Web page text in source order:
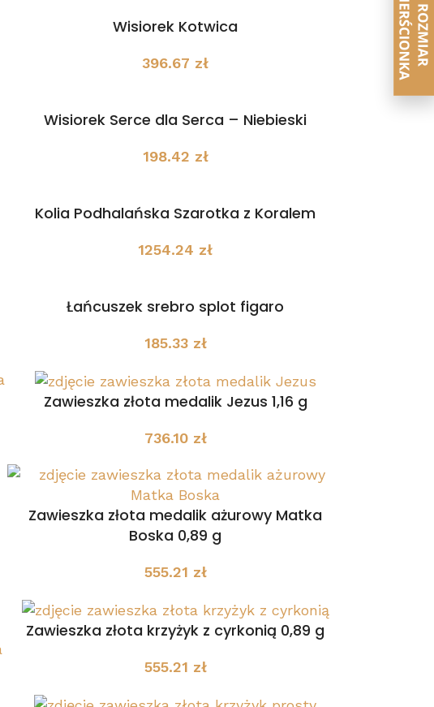
Wisiorek Kotwica
396.67 zł
Wisiorek Serce dla Serca – Niebieski
198.42 zł
Kolia Podhalańska Szarotka z Koralem
1254.24 zł
Łańcuszek srebro splot figaro
185.33 zł
Zawieszka złota medalik Jezus 1,16 g
736.10 zł
Zawieszka złota medalik ażurowy Matka
Boska 0,89 g
555.21 zł
Zawieszka złota krzyżyk z cyrkonią 0,89 g
555.21 zł